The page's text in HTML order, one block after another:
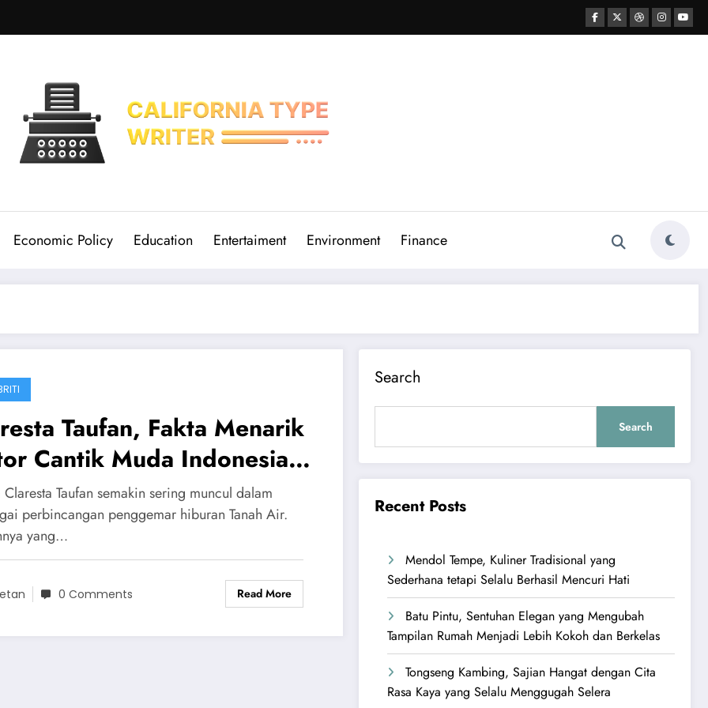
Economic Policy Education Entertaiment Environment Finance
Taufan, Fakta Menarik
Cantik Muda Indonesia
Kian Bersinar
Taufan semakin sering muncul dalam
perbincangan penggemar hiburan Tanah Air.
yang…
0 Comments Read More
Search
Search
Recent Posts
Mendol Tempe, Kuliner Tradisional yang
Sederhana tetapi Selalu Berhasil Mencuri Hati
Batu Pintu, Sentuhan Elegan yang Mengubah
Tampilan Rumah Menjadi Lebih Kokoh dan Berkelas
Tongseng Kambing, Sajian Hangat dengan Cita
Rasa Kaya yang Selalu Menggugah Selera